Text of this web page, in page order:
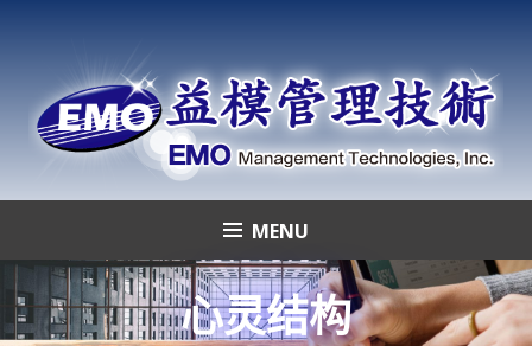
益模管理技術
MENU
心灵结构